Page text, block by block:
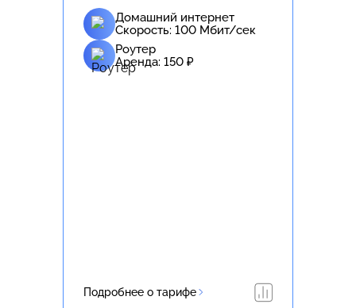
Домашний интернет
Скорость: 100 Мбит/сек
Роутер
Аренда: 150 ₽
Подробнее о тарифе